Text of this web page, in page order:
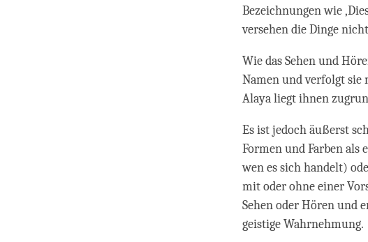
Bezeichnungen wie
versehen die Dinge
Wie das Sehen und
Namen und verfolgt sie
Alaya liegt ihnen
Es ist jedoch äußerst
Formen und Farben als
wen es sich handelt)
mit oder ohne einer
Sehen oder Hören und
geistige Wahrnehmung.